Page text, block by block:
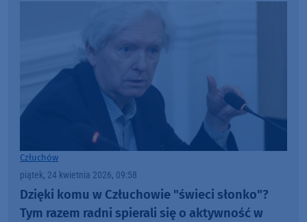
Człuchów
piątek, 24 kwietnia 2026, 09:58
Dzięki komu w Człuchowie "świeci słonko"?
Tym razem radni spierali się o aktywność w